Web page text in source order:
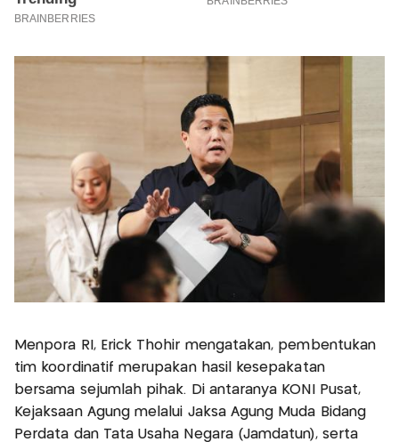
Menpora RI, Erick Thohir mengatakan, pembentukan
tim koordinatif merupakan hasil kesepakatan
bersama sejumlah pihak. Di antaranya KONI Pusat,
Kejaksaan Agung melalui Jaksa Agung Muda Bidang
Perdata dan Tata Usaha Negara (Jamdatun), serta